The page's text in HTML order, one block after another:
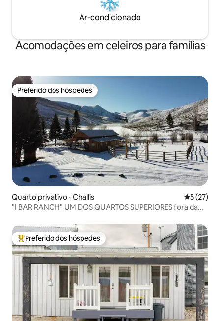
Ar-condicionado
Acomodações em celeiros para famílias
Preferido dos hóspedes
Preferido dos hóspedes
Quarto privativo ⋅ Challis 5 de uma
5 (27)
"I BAR RANCH" UM DOS QUARTOS SUPERIORES fora da
Entre os melhores preferidos dos hóspedes
Preferido dos hóspedes